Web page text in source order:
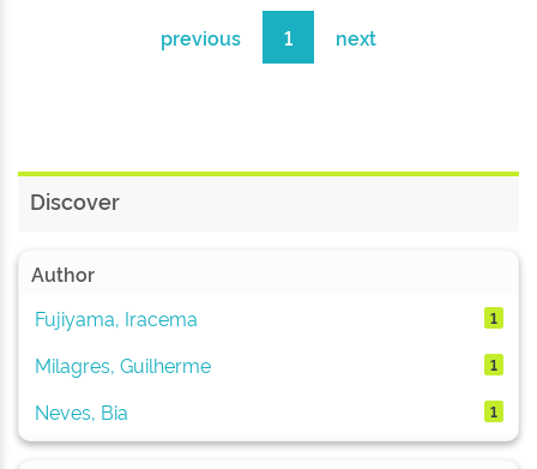
previous 1 next
Discover
Author
Fujiyama, Iracema
1
Milagres, Guilherme 1
Neves, Bia 1